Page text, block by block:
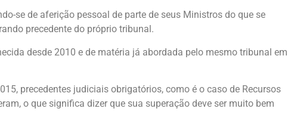
se de aferição pessoal de parte de seus Ministros do que se
precedente do próprio tribunal.
desde 2010 e de matéria já abordada pelo mesmo tribunal em
precedentes judiciais obrigatórios, como é o caso de Recursos
o que significa dizer que sua superação deve ser muito bem